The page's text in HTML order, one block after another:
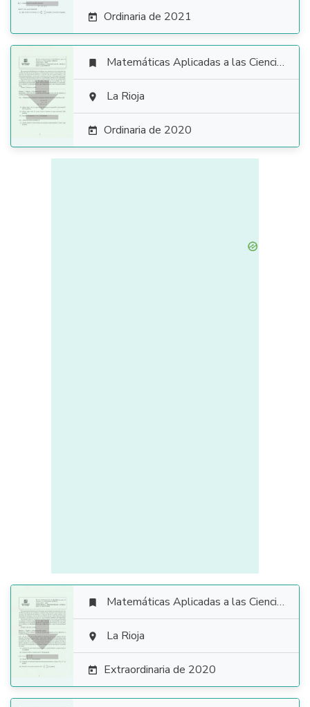
 Ordinaria de 2021

 Matemáticas Aplicadas a las Ciencias Sociales
 La Rioja
 Ordinaria de 2020

 Matemáticas Aplicadas a las Ciencias Sociales
 La Rioja
 Extraordinaria de 2020